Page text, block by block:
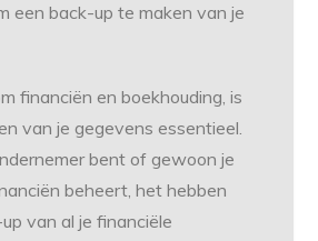
een back-up te maken van je
financiën en boekhouding, is
van je gegevens essentieel.
bent of gewoon je
beheert, het hebben
van al je financiële